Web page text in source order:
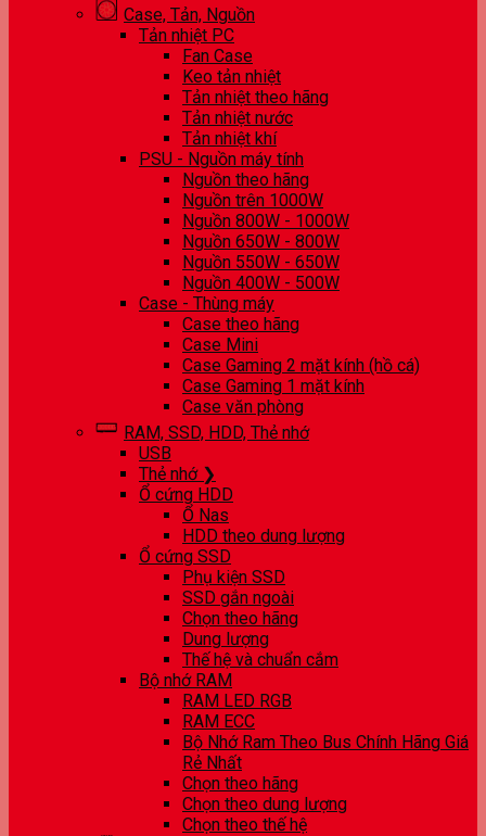
Case, Tản, Nguồn
Tản nhiệt PC
Fan Case
Keo tản nhiệt
Tản nhiệt theo hãng
Tản nhiệt nước
Tản nhiệt khí
PSU - Nguồn máy tính
Nguồn theo hãng
Nguồn trên 1000W
Nguồn 800W - 1000W
Nguồn 650W - 800W
Nguồn 550W - 650W
Nguồn 400W - 500W
Case - Thùng máy
Case theo hãng
Case Mini
Case Gaming 2 mặt kính (hồ cá)
Case Gaming 1 mặt kính
Case văn phòng
RAM, SSD, HDD, Thẻ nhớ
USB
Thẻ nhớ ❯
Ổ cứng HDD
Ổ Nas
HDD theo dung lượng
Ổ cứng SSD
Phụ kiện SSD
SSD gắn ngoài
Chọn theo hãng
Dung lượng
Thế hệ và chuẩn cắm
Bộ nhớ RAM
RAM LED RGB
RAM ECC
Bộ Nhớ Ram Theo Bus Chính Hãng Giá
Rẻ Nhất
Chọn theo hãng
Chọn theo dung lượng
Chọn theo thế hệ